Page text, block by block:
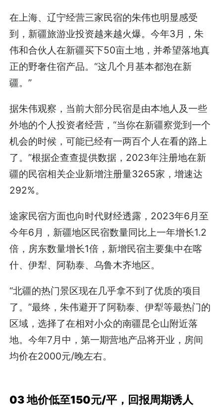
在上海、辽宁经营三家民宿的朱伟也明显感受
到，新疆旅游业投资越来越火爆。今年3月，朱
伟和合伙人在新疆买下50亩土地，并希望落地真
正的野奢住宿产品。“这几个月基本都泡在新
疆。”
据朱伟观察，当前大部分民宿是由本地人及一些
外地的个人投资者经营，“当你在新疆察觉到一个
机会的时候，可能已经有一两百个人在看的路上
了。”根据企查查提供数据，2023年注册地在新
疆的民宿相关企业新增注册量3265家，增速达
292%。
途家民宿方面也向时代财经透露，2023年6月至
今年6月，新疆地区民宿数量同比上一年增长1.2
倍，房东数量增长1倍，新增民宿主要集中在喀
什、伊犁、阿勒泰、乌鲁木齐地区。
“北疆的热门景区现在几乎拿不到了优质的项目
了。”最终，朱伟避开了阿勒泰、伊犁等最热门的
区域，选择了在相对小众的南疆昆仑山附近落
地。今年7月中，第一期营地产品将开业，房间
均价在2000元/晚左右。
03 地价低至150元/平， 回报周期诱人